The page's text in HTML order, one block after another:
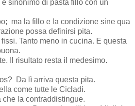
sinonimo di pasta fillo con un
ma la fillo e la condizione sine qua
possa definirsi pita.
Tanto meno in cucina. E questa
Il risultato resta il medesimo.
Da lì arriva questa pita.
come tutte le Cicladi.
che la contraddistingue.